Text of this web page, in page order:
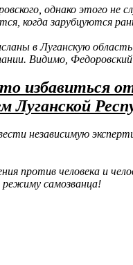
однако этого
когда зарубцуются
в Луганскую
Видимо,
избавиться
Луганской
независимую
против человека и
самозванца!